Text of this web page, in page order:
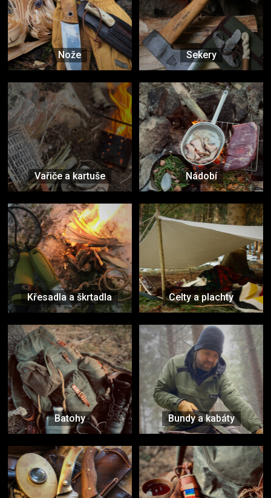
Nože Sekery
Vařiče a kartuše Nádobí
Křesadla a škrtadla Celty a plachty
Batohy Bundy a kabáty